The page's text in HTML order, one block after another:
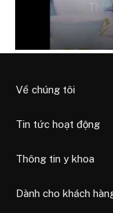
Về chúng tôi
Tin tức hoạt động
Thông tin y khoa
Dành cho khách